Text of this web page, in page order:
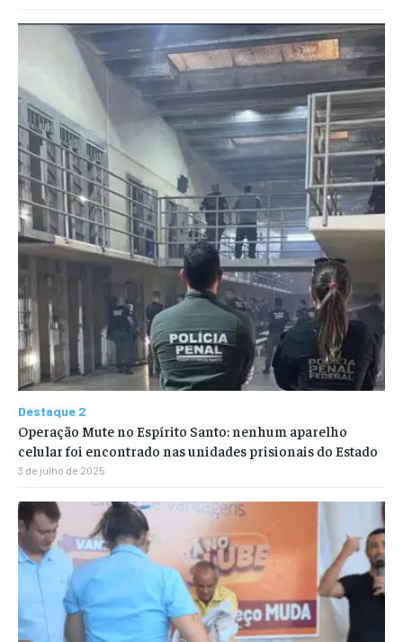
Destaque 2
Operação Mute no Espírito Santo: nenhum aparelho
celular foi encontrado nas unidades prisionais do Estado
3 de julho de 2025